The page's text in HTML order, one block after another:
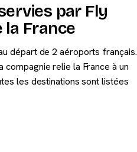
par Fly
la France
départ de 2 aéroports français.
compagnie relie la France à un
les destinations sont listées